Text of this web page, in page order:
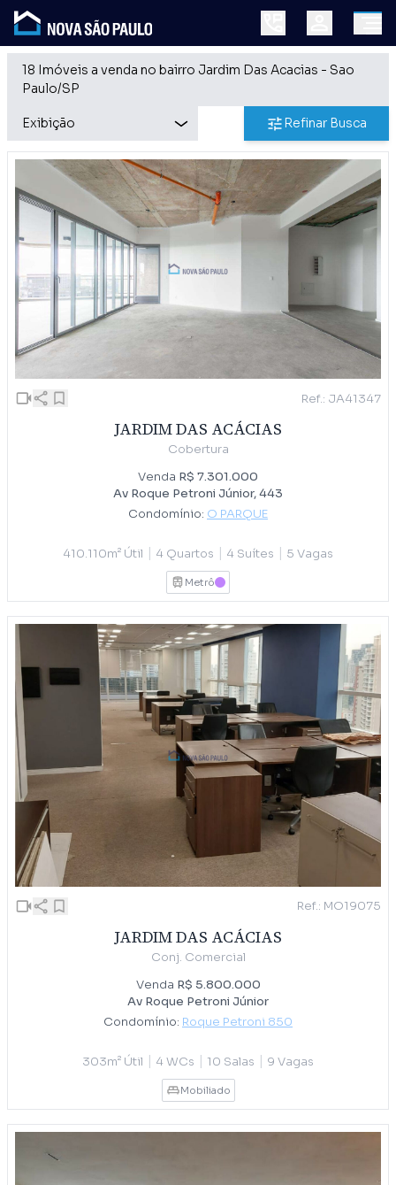
18 Imóveis a venda no bairro Jardim Das Acacias - Sao
Paulo/SP
Refinar Busca
Ref.: JA41347
JARDIM DAS ACÁCIAS
Cobertura
Venda R$ 7.301.000
Av Roque Petroni Júnior, 443
Condomínio: O PARQUE
410.110m² Útil 4 Quartos 4 Suítes 5 Vagas
Metrô LILAS
Ref.: MO19075
JARDIM DAS ACÁCIAS
Conj. Comercial
Venda R$ 5.800.000
Av Roque Petroni Júnior
Condomínio: Roque Petroni 850
303m² Útil | 4 WCs | 10 Salas | 9 Vagas
Mobiliado